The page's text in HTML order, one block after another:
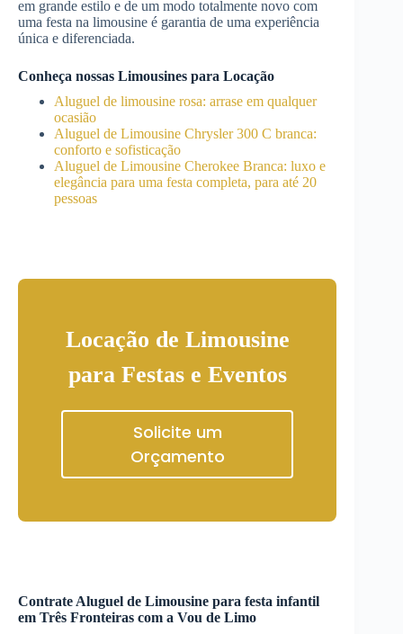
em grande estilo e de um modo totalmente novo com
uma festa na limousine é garantia de uma experiência
única e diferenciada.
Conheça nossas Limousines para Locação
Aluguel de limousine rosa: arrase em qualquer
ocasião
Aluguel de Limousine Chrysler 300 C branca:
conforto e sofisticação
Aluguel de Limousine Cherokee Branca: luxo e
elegância para uma festa completa, para até 20
pessoas
Locação de Limousine
para Festas e Eventos
Solicite um
Orçamento
Contrate Aluguel de Limousine para festa infantil
em Três Fronteiras com a Vou de Limo